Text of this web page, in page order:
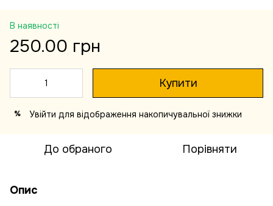
В наявності
250.00 грн
Купити
% Увійти для відображення накопичувальної знижки
До обраного Порівняти
Опис